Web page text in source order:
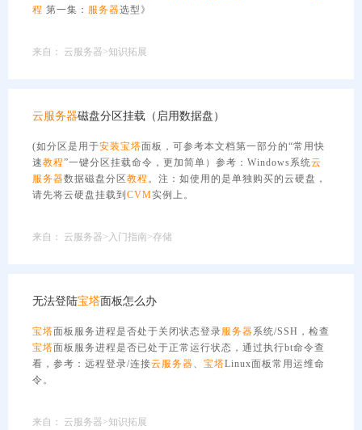
程 第一集： 服务器选型》
来自： 云服务器>知识拓展
云服务器磁盘分区挂载（启用数据盘）
(如分区是用于安装宝塔面板，可参考本文档第一部分的“常用快
速教程”一键分区挂载命令，更加简单）参考：Windows系统云
服务器数据磁盘分区教程 。注：如使用的是单独购买的云硬盘，
请先将云硬盘挂载到 CVM实例上。
来自： 云服务器>入门指南>存储
无法登陆宝塔面板怎么办
宝塔面板服务进程是否处于关闭状态登录服务器系统/SSH，检查
宝塔面板服务进程是否已处于正常运行状态，通过执行bt命令查
看，参考：远程登录/连接云服务器、 宝塔Linux面板常用运维命
令。
来自： 云服务器>知识拓展